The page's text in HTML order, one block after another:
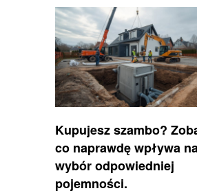
Kupujesz szambo?
co naprawdę wpływa
wybór odpowiedniej
pojemności.